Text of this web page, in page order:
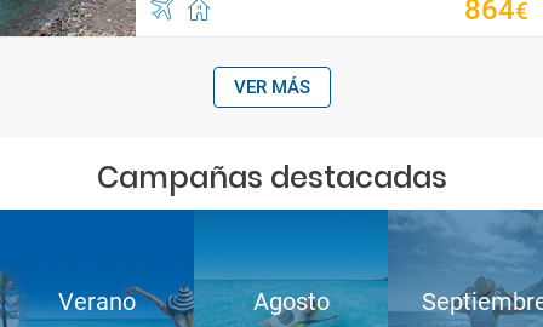
864€
VER MÁS
Campañas destacadas
Verano Agosto